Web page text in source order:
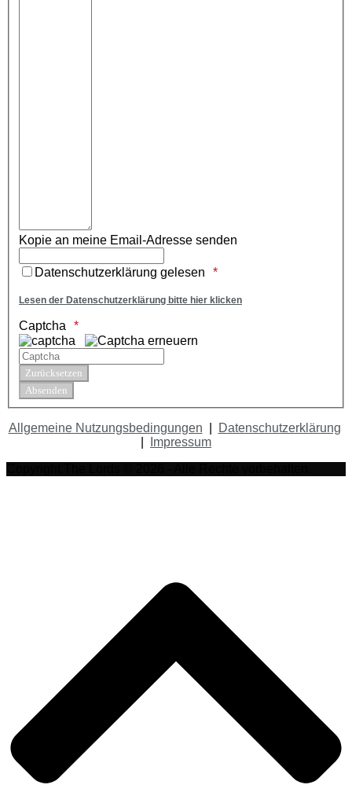
Kopie an meine Email-Adresse senden
Datenschutzerklärung gelesen
Lesen der Datenschutzerklärung bitte hier klicken
Captcha
Allgemeine Nutzungsbedingungen
Datenschutzerklärung
Impressum